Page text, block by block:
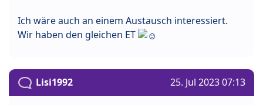
Ich wäre auch an einem Austausch interessiert.
Wir haben den gleichen ET
Lisi1992 25. Jul 2023 07:13